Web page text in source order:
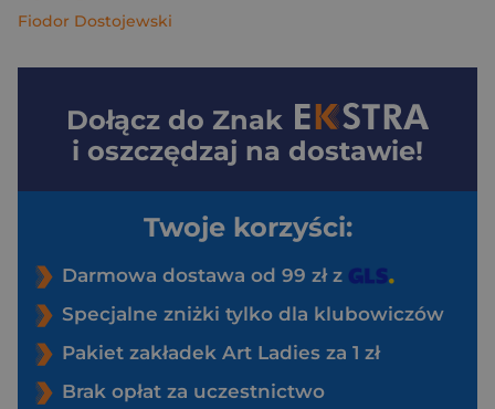
Fiodor Dostojewski
Dołącz do Znak
i oszczędzaj na dostawie!
Twoje korzyści:
Darmowa dostawa od 99 zł z
Specjalne zniżki tylko dla klubowiczów
Pakiet zakładek Art Ladies za 1 zł
Brak opłat za uczestnictwo